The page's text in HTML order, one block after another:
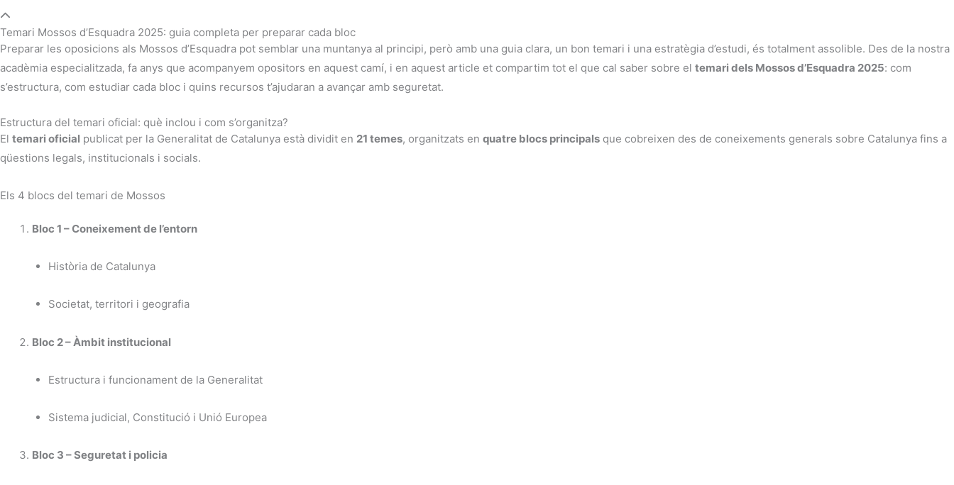
Temari Mossos d’Esquadra 2025: guia completa per preparar cada bloc
Preparar les oposicions als Mossos d’Esquadra pot semblar una muntanya al principi, però amb una guia clara, un bon temari i una estratègia d’estudi, és totalment assolible. Des de la nostra
acadèmia especialitzada, fa anys que acompanyem opositors en aquest camí, i en aquest article et compartim tot el que cal saber sobre el temari dels Mossos d’Esquadra 2025: com
s’estructura, com estudiar cada bloc i quins recursos t’ajudaran a avançar amb seguretat.
Estructura del temari oficial: què inclou i com s’organitza?
El temari oficial publicat per la Generalitat de Catalunya està dividit en 21 temes, organitzats en quatre blocs principals que cobreixen des de coneixements generals sobre Catalunya fins a
qüestions legals, institucionals i socials.
Els 4 blocs del temari de Mossos
Bloc 1 – Coneixement de l’entorn
Història de Catalunya
Societat, territori i geografia
Bloc 2 – Àmbit institucional
Estructura i funcionament de la Generalitat
Sistema judicial, Constitució i Unió Europea
Bloc 3 – Seguretat i policia